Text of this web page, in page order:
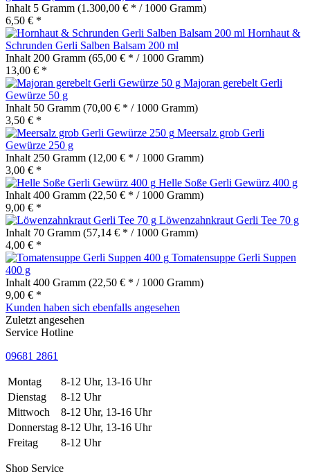
Inhalt 5 Gramm (1.300,00 € * / 1000 Gramm)
6,50 € *
Hornhaut &
Schrunden Gerli Salben Balsam 200 ml
Inhalt 200 Gramm (65,00 € * / 1000 Gramm)
13,00 € *
Majoran gerebelt Gerli
Gewürze 50 g
Inhalt 50 Gramm (70,00 € * / 1000 Gramm)
3,50 € *
Meersalz grob Gerli
Gewürze 250 g
Inhalt 250 Gramm (12,00 € * / 1000 Gramm)
3,00 € *
Helle Soße Gerli Gewürz 400 g
Inhalt 400 Gramm (22,50 € * / 1000 Gramm)
9,00 € *
Löwenzahnkraut Gerli Tee 70 g
Inhalt 70 Gramm (57,14 € * / 1000 Gramm)
4,00 € *
Tomatensuppe Gerli Suppen
400 g
Inhalt 400 Gramm (22,50 € * / 1000 Gramm)
9,00 € *
Kunden haben sich ebenfalls angesehen
Zuletzt angesehen
Service Hotline
09681 2861
Montag
8-12 Uhr, 13-16 Uhr
Dienstag
8-12 Uhr
Mittwoch
8-12 Uhr, 13-16 Uhr
Donnerstag 8-12 Uhr, 13-16 Uhr
Freitag
8-12 Uhr
Shop Service